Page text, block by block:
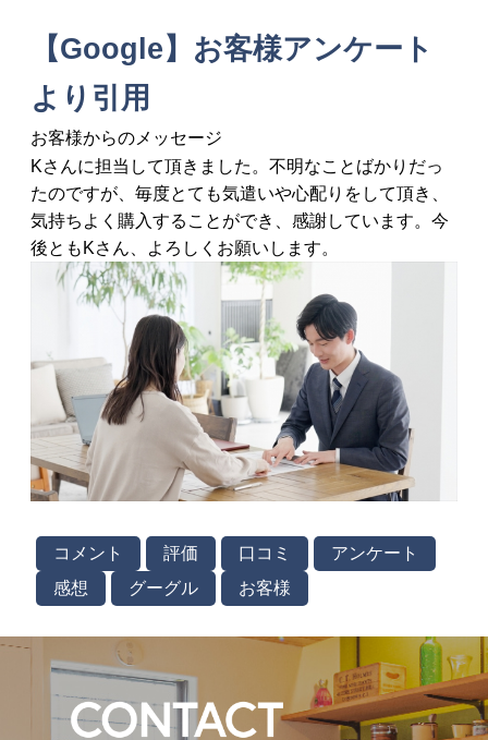
【Google】お客様アンケート
より引用
お客様からのメッセージ
Kさんに担当して頂きました。不明なことばかりだっ
たのですが、毎度とても気遣いや心配りをして頂き、
気持ちよく購入することができ、感謝しています。今
後ともKさん、よろしくお願いします。
コメント 評価 口コミ
アンケート
感想
グーグル お客様